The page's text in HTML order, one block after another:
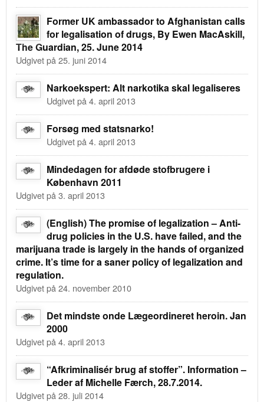
Former UK ambassador to Afghanistan calls
for legalisation of drugs, By Ewen MacAskill,
The Guardian, 25. June 2014
Udgivet på 25. juni 2014
Narkoekspert: Alt narkotika skal legaliseres
Udgivet på 4. april 2013
Forsøg med statsnarko!
Udgivet på 4. april 2013
Mindedagen for afdøde stofbrugere i
København 2011
Udgivet på 3. april 2013
(English) The promise of legalization – Anti-
drug policies in the U.S. have failed, and the
marijuana trade is largely in the hands of organized
crime. It’s time for a saner policy of legalization and
regulation.
Udgivet på 24. november 2010
Det mindste onde Lægeordineret heroin. Jan
2000
Udgivet på 4. april 2013
“Afkriminalisér brug af stoffer”. Information –
Leder af Michelle Færch, 28.7.2014.
Udgivet på 28. juli 2014